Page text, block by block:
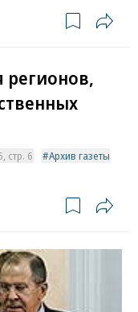
регионов,
стр. 6
Архив газеты